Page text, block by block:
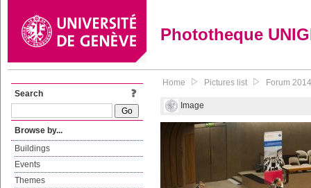
Phototheque
Search
Browse by...
Buildings
Events
Themes
Home Pictures list Forum
Image